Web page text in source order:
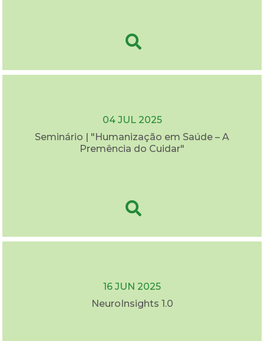
04 JUL 2025
Seminário | "Humanização em Saúde – A
Premência do Cuidar"
16 JUN 2025
NeuroInsights 1.0